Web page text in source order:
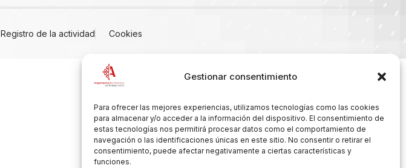
Gestionar consentimiento
Para ofrecer las mejores experiencias, utilizamos tecnologías como las cookies
para almacenar y/o acceder a la información del dispositivo. El consentimiento de
estas tecnologías nos permitirá procesar datos como el comportamiento de
navegación o las identificaciones únicas en este sitio. No consentir o retirar el
consentimiento, puede afectar negativamente a ciertas características y
funciones.
Registro de la actividad Cookies